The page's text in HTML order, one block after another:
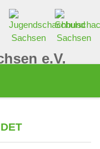
e.V.